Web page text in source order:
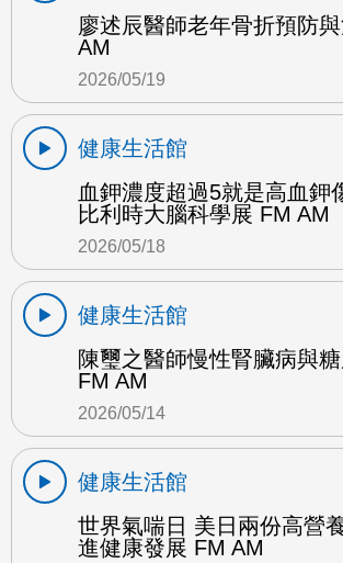
廖述辰醫師老年骨折預防
AM
2026/05/19
健康生活館
血鉀濃度超過5就是高血鉀
比利時大腦科學展 FM AM
2026/05/18
健康生活館
陳璽之醫師慢性腎臟病與
FM AM
2026/05/14
健康生活館
世界氣喘日 美日兩份高營
進健康發展 FM AM